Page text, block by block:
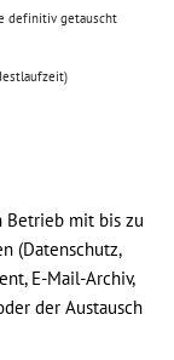
definitiv getauscht
Betrieb mit bis zu
(Datenschutz,
E-Mail-Archiv,
der Austausch